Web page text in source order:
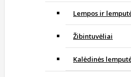
Lempos ir
Žibintuvėliai
Kalėdinės